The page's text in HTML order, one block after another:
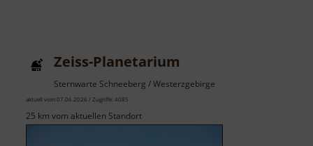
Zeiss-Planetarium
Sternwarte Schneeberg / Westerzgebirge
aktuell vom 07.06.2026 / Zugriffe: 4085
25 km vom aktuellen Standort